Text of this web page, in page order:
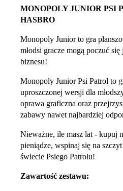
MONOPOLY JUNIOR PSI
HASBRO
Monopoly Junior to gra
młodsi gracze mogą poczuć
biznesu!
Monopoly Junior Psi Patrol to
uproszczonej wersji dla
oprawa graficzna oraz
zabawy nawet najbardziej
Nieważne, ile masz lat - kupuj
pieniądze, wspinaj się na
świecie Psiego Patrolu!
Zawartość zestawu: